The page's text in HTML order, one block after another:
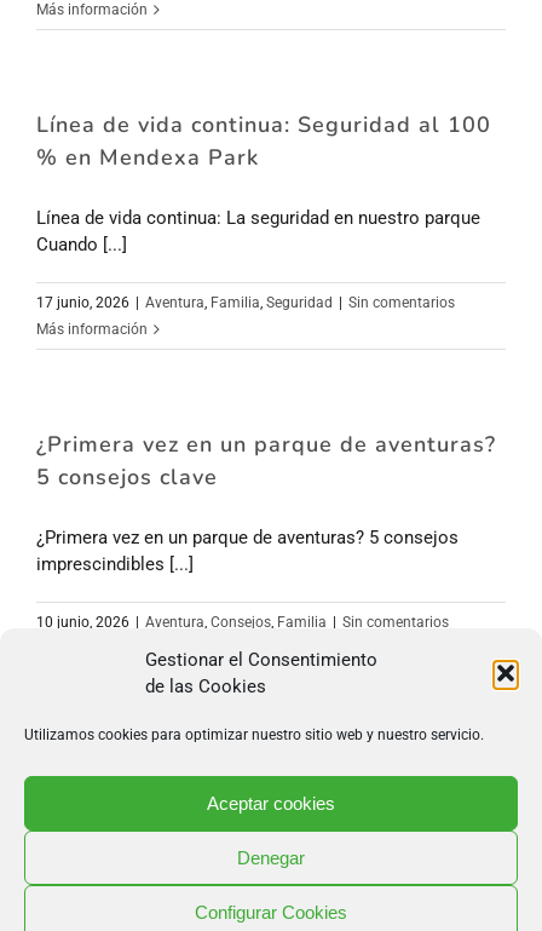
Gestionar el Consentimiento
de las Cookies
Utilizamos cookies para optimizar nuestro sitio web y nuestro servicio.
Aceptar cookies
Denegar
Configurar Cookies
Más información
Línea de vida continua: Seguridad al 100
% en Mendexa Park
Línea de vida continua: La seguridad en nuestro parque
Cuando [...]
17 junio, 2026 Aventura, Familia, Seguridad
Sin comentarios
Más información
¿Primera vez en un parque de aventuras?
5 consejos clave
¿Primera vez en un parque de aventuras? 5 consejos
imprescindibles [...]
10 junio, 2026 Aventura, Consejos, Familia
Sin comentarios
688 85 62 83·info@mendexapark.com
Copyright 2026 Mendexa Abentura Park | Todos los
derechos reservados |Diseño webpor Poison Estudio